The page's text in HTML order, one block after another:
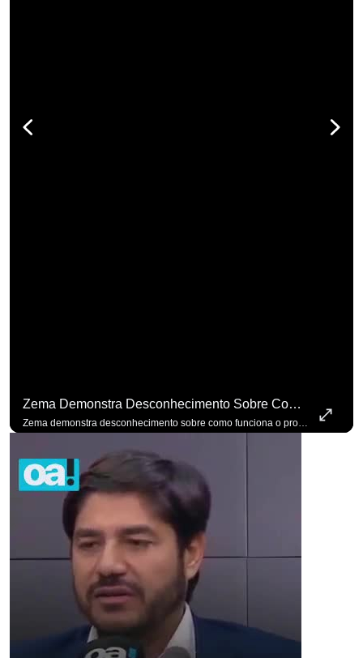
Zema Demonstra Desconhecimento Sobre Como Funciona O Processo De Mudança Das Leis. #OAntagonista